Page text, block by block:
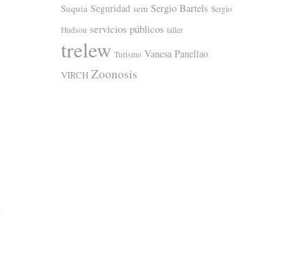
Suquia Seguridad sem Sergio Bartels Sergio
Hudson servicios públicos taller
trelew Turismo Vanesa Panellao
VIRCH Zoonosis